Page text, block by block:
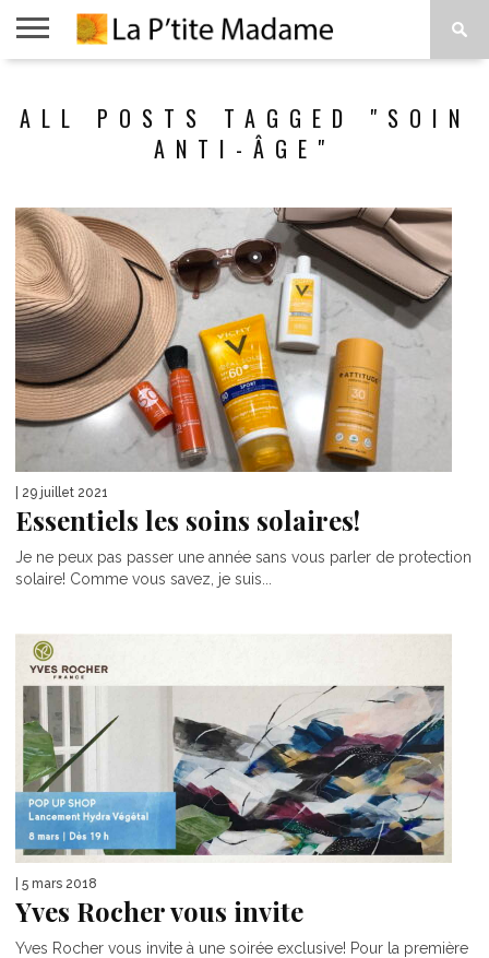
DE
VIVRE
PROPOS
ALL POSTS TAGGED "SOIN
ANTI-ÂGE"
| 29 juillet 2021
Essentiels les soins solaires!
Je ne peux pas passer une année sans vous parler de protection
solaire! Comme vous savez, je suis...
| 5 mars 2018
Yves Rocher vous invite
Yves Rocher vous invite à une soirée exclusive! Pour la première